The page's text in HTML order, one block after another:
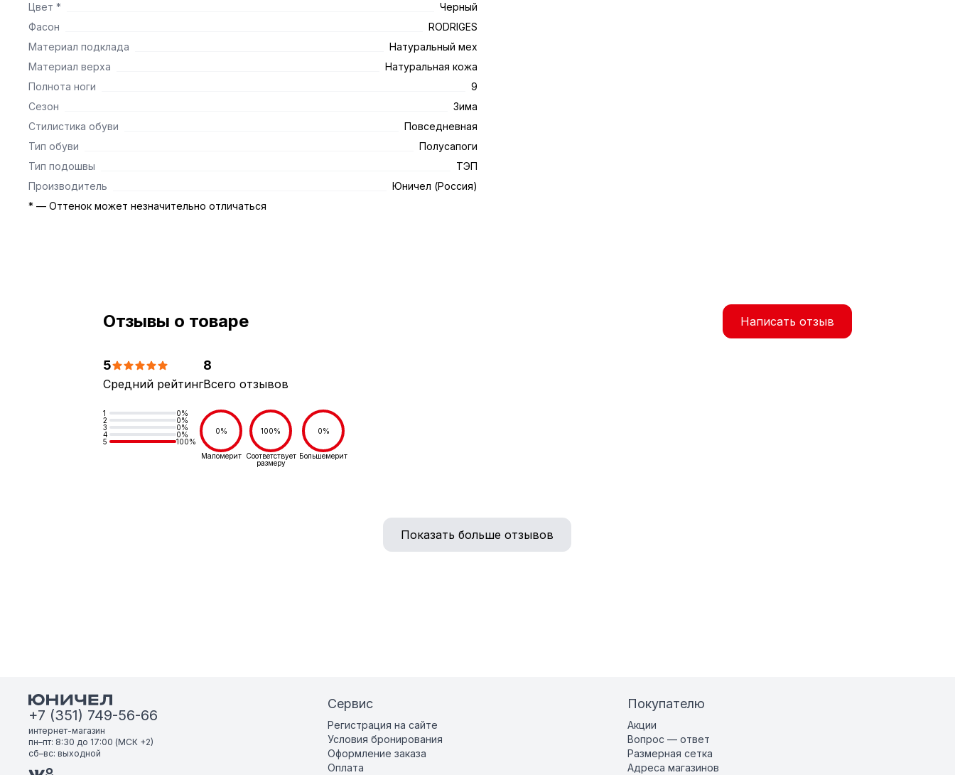
Цвет *
Черный
Фасон
RODRIGES
Материал подклада
Натуральный мех
Материал верха
Натуральная кожа
Полнота ноги
9
Сезон
Зима
Стилистика обуви
Повседневная
Тип обуви
Полусапоги
Тип подошвы
ТЭП
Производитель
Юничел (Россия)
* — Оттенок может незначительно отличаться
Отзывы о товаре Написать отзыв
5
Средний рейтинг
8
Всего отзывов
1
0%
2
0%
3
0%
4
0%
5
100%
0%
Маломерит
100%
Соответствует
размеру
0%
Большемерит
Показать больше отзывов
+7 (351) 749-56-66
интернет-магазин
пн–пт: 8:30 до 17:00 (МСК +2)
сб–вс: выходной
Сервис
Регистрация на сайте
Условия бронирования
Оформление заказа
Оплата
Покупателю
Акции
Вопрос — ответ
Размерная сетка
Адреса магазинов